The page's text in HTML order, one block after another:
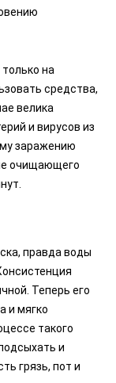
на
средства,
велика
и вирусов из
заражению
очищающего
правда воды
Теперь его
и мягко
такого
и
грязь, пот и